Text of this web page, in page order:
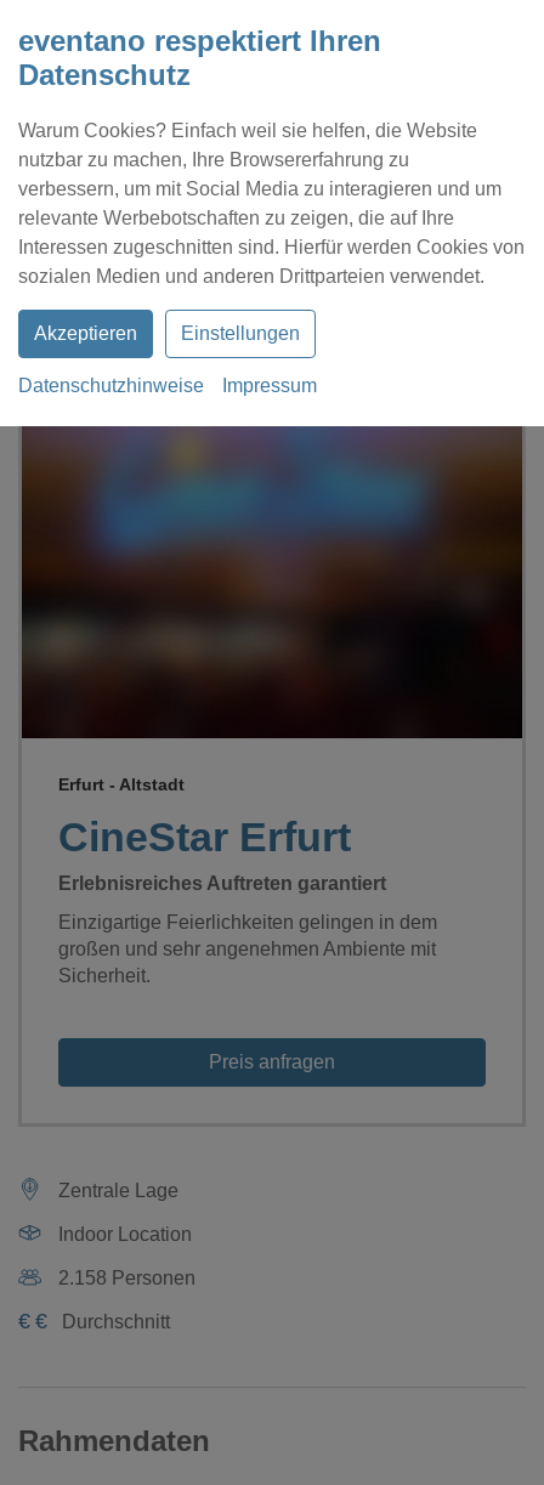
eventano respektiert Ihren
Datenschutz
Warum Cookies? Einfach weil sie helfen, die Website
nutzbar zu machen, Ihre Browsererfahrung zu
verbessern, um mit Social Media zu interagieren und um
relevante Werbebotschaften zu zeigen, die auf Ihre
Interessen zugeschnitten sind. Hierfür werden Cookies von
sozialen Medien und anderen Drittparteien verwendet.
Akzeptieren Einstellungen
Datenschutzhinweise Impressum
Kontakt Location eintragen Profil
CineStar Erfurt
CineStar Erfurt
Erfurt - Altstadt
Erlebnisreiches Auftreten garantiert
Einzigartige Feierlichkeiten gelingen in dem
großen und sehr angenehmen Ambiente mit
Sicherheit.
Preis anfragen
Zentrale Lage
Indoor Location
2.158 Personen
€ € Durchschnitt
Rahmendaten